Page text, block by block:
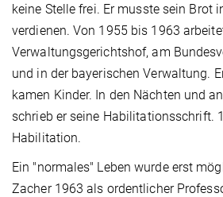
keine Stelle frei. Er musste sein Brot
verdienen. Von 1955 bis 1963
Verwaltungsgerichtshof, am
und in der bayerischen Verwaltung.
kamen Kinder. In den Nächten und
schrieb er seine Habilitationsschrift.
Habilitation.
Ein "normales" Leben wurde erst
Zacher 1963 als ordentlicher